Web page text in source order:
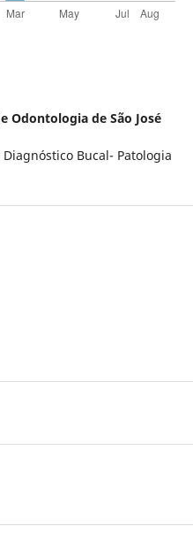
Odontologia de São José
Bucal- Patologia